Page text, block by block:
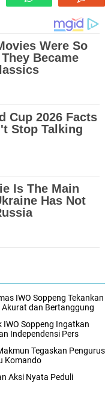
IWO Soppeng Tekankan
dan Bertanggung
IWO Soppeng Ingatkan
Independensi Pers
Tegaskan Pengurus
Komando
Aksi Nyata Peduli